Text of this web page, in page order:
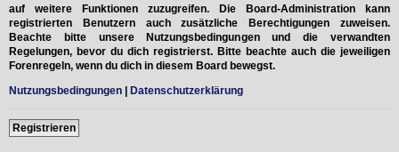
auf weitere Funktionen zuzugreifen. Die Board-Administration kann
registrierten Benutzern auch zusätzliche Berechtigungen zuweisen.
Beachte bitte unsere Nutzungsbedingungen und die verwandten
Regelungen, bevor du dich registrierst. Bitte beachte auch die jeweiligen
Forenregeln, wenn du dich in diesem Board bewegst.
Nutzungsbedingungen | Datenschutzerklärung
Registrieren